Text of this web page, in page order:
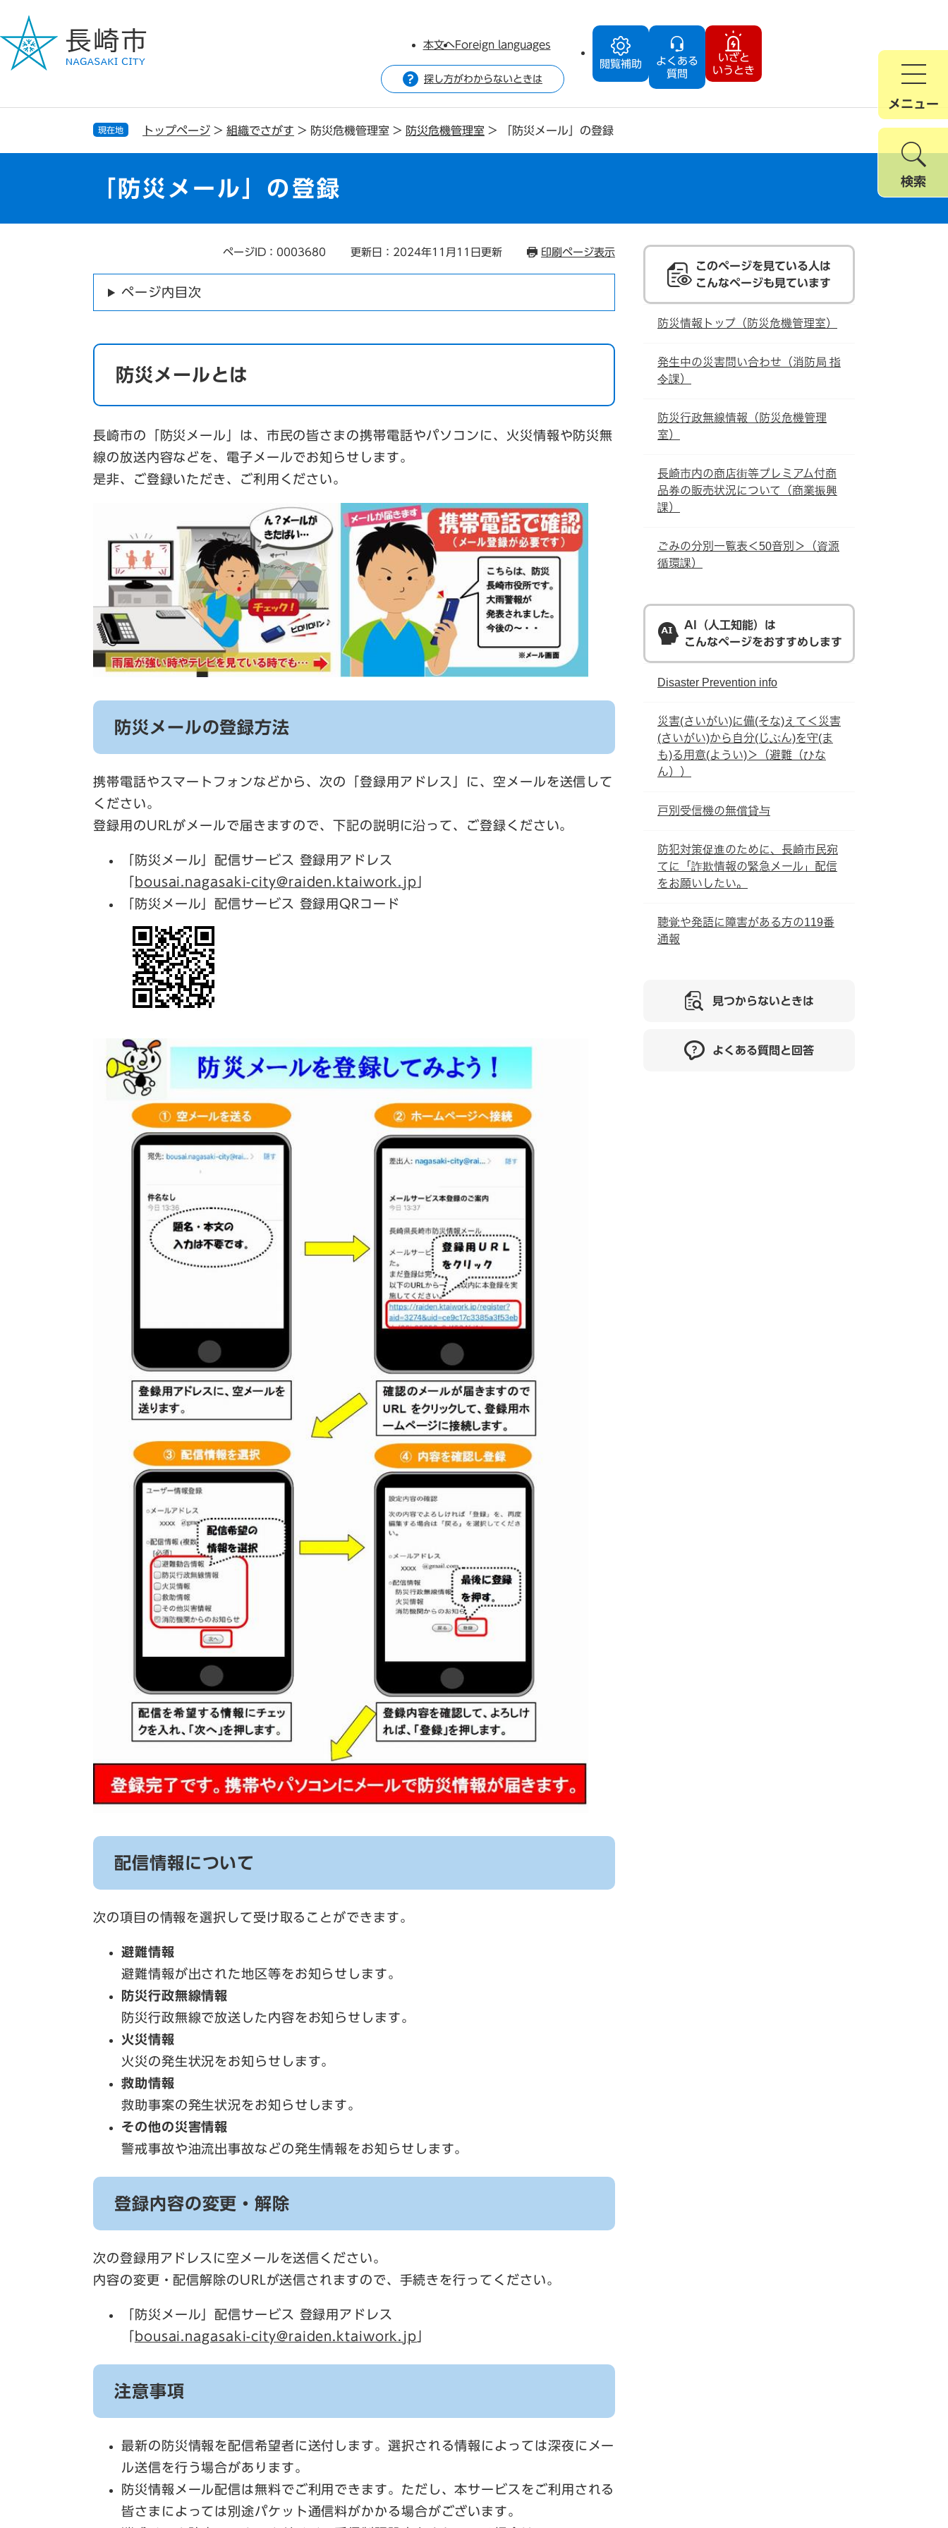
ジ
で
ュ
ば
閲覧補助
よくある
質問
いざと
いうとき
本文へForeign languages
探し方がわからないときは
メニュー
検索
現在地 トップページ > 組織でさがす > 防災危機管理室 > 防災危機管理室 > 「防災メール」の登録
「防災メール」の登録
ページID：0003680 更新日：2024年11月11日更新 印刷ページ表示
ページ内目次
防災メールとは
長崎市の「防災メール」は、市民の皆さまの携帯電話やパソコンに、火災情報や防災無
線の放送内容などを、電子メールでお知らせします。
是非、ご登録いただき、ご利用ください。
防災メールの登録方法
携帯電話やスマートフォンなどから、次の「登録用アドレス」に、空メールを送信して
ください。
登録用のURLがメールで届きますので、下記の説明に沿って、ご登録ください。
「防災メール」配信サービス 登録用アドレス
bousai.nagasaki-city@raiden.ktaiwork.jp
「防災メール」配信サービス 登録用QRコード
配信情報について
次の項目の情報を選択して受け取ることができます。
避難情報
避難情報が出された地区等をお知らせします。
防災行政無線情報
防災行政無線で放送した内容をお知らせします。
火災情報
火災の発生状況をお知らせします。
救助情報
救助事案の発生状況をお知らせします。
その他の災害情報
警戒事故や油流出事故などの発生情報をお知らせします。
登録内容の変更・解除
次の登録用アドレスに空メールを送信ください。
内容の変更・配信解除のURLが送信されますので、手続きを行ってください。
「防災メール」配信サービス 登録用アドレス
bousai.nagasaki-city@raiden.ktaiwork.jp
注意事項
最新の防災情報を配信希望者に送付します。選択される情報によっては深夜にメー
ル送信を行う場合があります。
防災情報メール配信は無料でご利用できます。ただし、本サービスをご利用される
皆さまによっては別途パケット通信料がかかる場合がございます。
このページを見ている人は
こんなページも見ています
防災情報トップ（防災危機管理室）
発生中の災害問い合わせ（消防局 指
令課）
防災行政無線情報（防災危機管理
室）
長崎市内の商店街等プレミアム付商
品券の販売状況について（商業振興
課）
ごみの分別一覧表＜50音別＞（資源
循環課）
AI（人工知能）は
こんなページをおすすめします
Disaster Prevention info
災害(さいがい)に備(そな)えて＜災害
(さいがい)から自分(じぶん)を守(ま
も)る用意(ようい)＞（避難（ひな
ん））
戸別受信機の無償貸与
防犯対策促進のために、長崎市民宛
てに「詐欺情報の緊急メール」配信
をお願いしたい。
聴覚や発語に障害がある方の119番
通報
見つからないときは
よくある質問と回答